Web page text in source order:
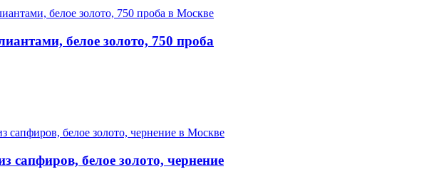
белое золото, 750 проба
сапфиров, белое золото, чернение